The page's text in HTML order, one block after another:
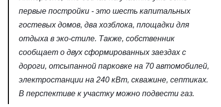
первые постройки - это шесть капитальных
гостевых домов, два хозблока, площадки для
отдыха в эко-стиле. Также, собственник
сообщает о двух сформированных заездах с
дороги, отсыпанной парковке на 70 автомобилей,
электростанции на 240 кВт, скважине, септиках.
В перспективе к участку можно подвести газ.